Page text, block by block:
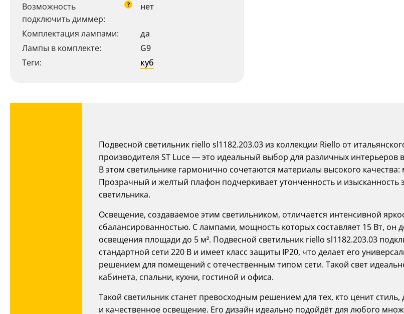
+7 (495) 104-99-55
Возможность
подключить диммер:
? нет
Комплектация лампами:
да
Лампы в комплекте:
G9
Теги:
куб
Подвесной светильник riello sl1182.203.03 из коллекции Riello от
производителя ST Luce — это идеальный выбор для различных интерьеров
В этом светильнике гармонично сочетаются материалы высокого качества:
Прозрачный и желтый плафон подчеркивает утонченность и изысканность
светильника.
Освещение, создаваемое этим светильником, отличается интенсивной
сбалансированностью. С лампами, мощность которых составляет 15 Вт, он
освещения площади до 5 м². Подвесной светильник riello sl1182.203.03
стандартной сети 220 В и имеет класс защиты IP20, что делает его
решением для помещений с отечественным типом сети. Такой свет
кабинета, спальни, кухни, гостиной и офиса.
Такой светильник станет превосходным решением для тех, кто ценит стиль,
и качественное освещение. Его дизайн идеально подойдёт для любого